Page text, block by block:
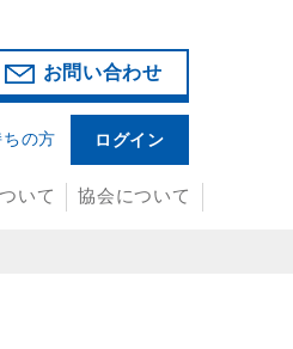
お問い合わせ
の方 ログイン
いて 協会について